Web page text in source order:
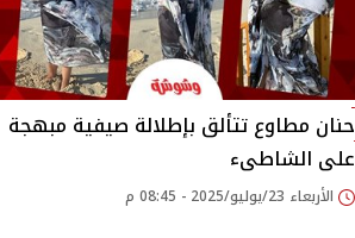
حنان مطاوع تتألق بإطلالة صيفية مبهجة
على الشاطىء
الأربعاء 23/يوليو/2025 - 08:45 م